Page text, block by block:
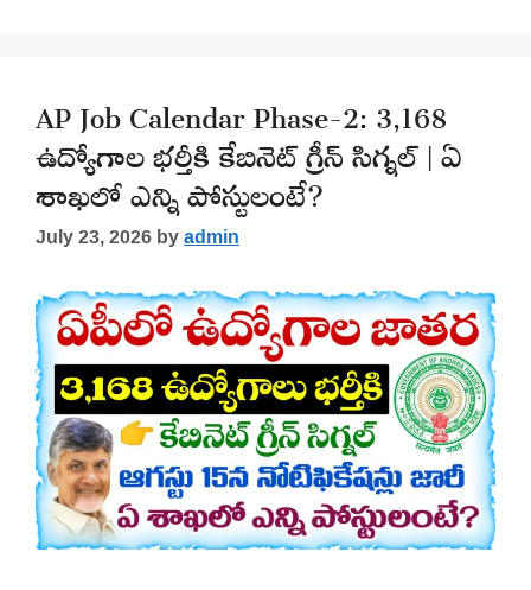
AP Job Calendar Phase-2: 3,168
ఉద్యోగాల భర్తీకి కేబినెట్ గ్రీన్ సిగ్నల్ | ఏ
శాఖలో ఎన్ని పోస్టులంటే?
July 23, 2026byadmin